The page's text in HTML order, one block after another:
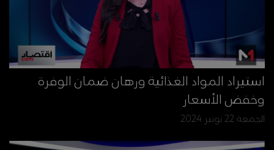
استيراد المواد الغذائية ورهان ضمان الوفرة
وخفض الأسعار
الجمعة 22 نونبر 2024